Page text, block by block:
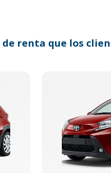
key
de renta que los